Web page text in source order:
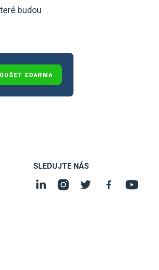
budou
ZDARMA
SLEDUJTE NÁS